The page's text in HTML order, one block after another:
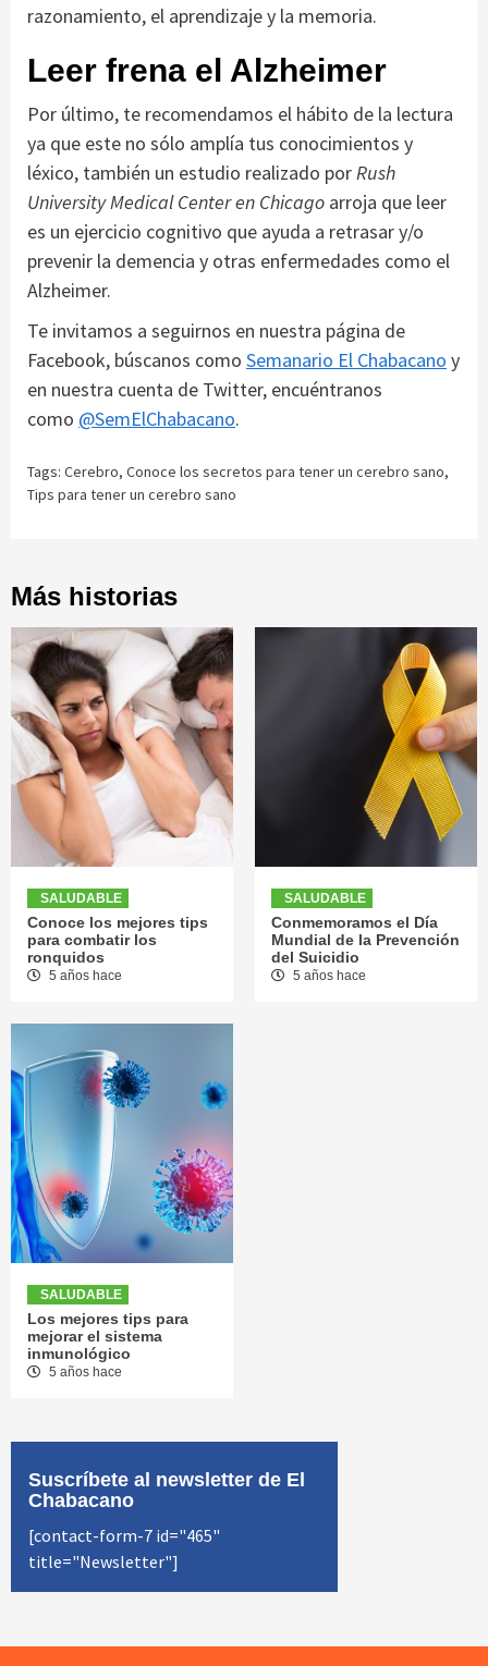
razonamiento, el aprendizaje y la memoria.
Leer frena el Alzheimer
Por último, te recomendamos el hábito de la lectura
ya que este no sólo amplía tus conocimientos y
léxico, también un estudio realizado porRush
University Medical Center en Chicago arroja que leer
es un ejercicio cognitivo que ayuda a retrasar y/o
prevenir la demencia y otras enfermedades como el
Alzheimer.
Te invitamos a seguirnos en nuestra página de
Facebook, búscanos como Semanario El Chabacano y
en nuestra cuenta de Twitter, encuéntranos
como @SemElChabacano.
Tags: Cerebro, Conoce los secretos para tener un cerebro sano,
Tips para tener un cerebro sano
Más historias
SALUDABLE
Conoce los mejores tips
para combatir los
ronquidos
5 años hace
SALUDABLE
Conmemoramos el Día
Mundial de la Prevención
del Suicidio
5 años hace
SALUDABLE
Los mejores tips para
mejorar el sistema
inmunológico
5 años hace
Suscríbete al newsletter de El
Chabacano
[contact-form-7 id="465"
title="Newsletter"]